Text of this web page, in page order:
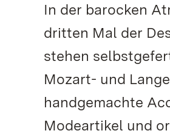
In der barocken
dritten Mal der
stehen
Mozart- und
handgemachte
Modeartikel und